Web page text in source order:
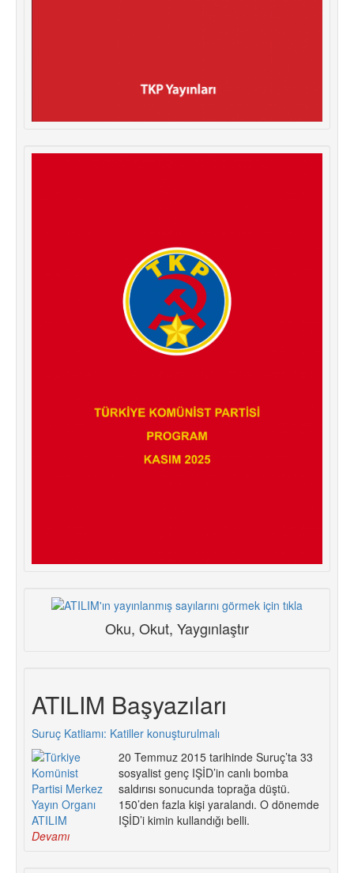
Oku, Okut, Yaygınlaştır
ATILIM Başyazıları
Suruç Katliamı: Katiller konuşturulmalı
20 Temmuz 2015 tarihinde Suruç’ta 33
sosyalist genç IŞİD’in canlı bomba
saldırısı sonucunda toprağa düştü.
150’den fazla kişi yaralandı. O dönemde
IŞİD’i kimin kullandığı belli.
Devamı